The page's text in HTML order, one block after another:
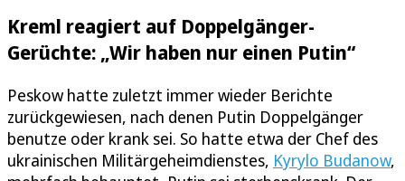
Kreml reagiert auf Doppelgänger-
Gerüchte: „Wir haben nur einen Putin“
Peskow hatte zuletzt immer wieder Berichte
zurückgewiesen, nach denen Putin Doppelgänger
benutze oder krank sei. So hatte etwa der Chef des
ukrainischen Militärgeheimdienstes, Kyrylo Budanow,